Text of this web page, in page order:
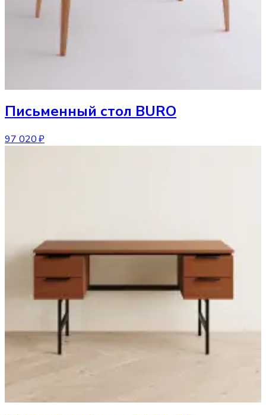
Письменный стол BURO
97 020 ₽